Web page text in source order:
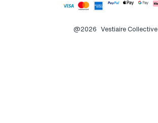
@2026 Vestiaire Collective